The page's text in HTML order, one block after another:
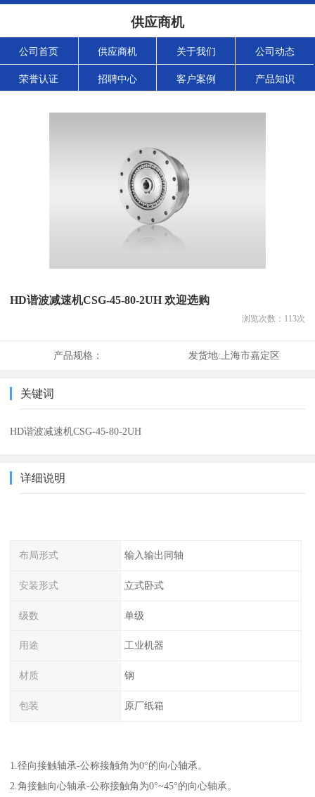
供应商机
公司首页 供应商机 关于我们 公司动态
荣誉认证 招聘中心 客户案例 产品知识
HD谐波减速机CSG-45-80-2UH 欢迎选购
浏览次数： 113次
产品规格： 发货地: 上海市嘉定区
关键词
HD谐波减速机CSG-45-80-2UH
详细说明
布局形式 输入输出同轴
安装形式 立式卧式
级数 单级
用途 工业机器
材质 钢
包装 原厂纸箱
1.径向接触轴承-公称接触角为0°的向心轴承。
2.角接触向心轴承-公称接触角为0°~45°的向心轴承。